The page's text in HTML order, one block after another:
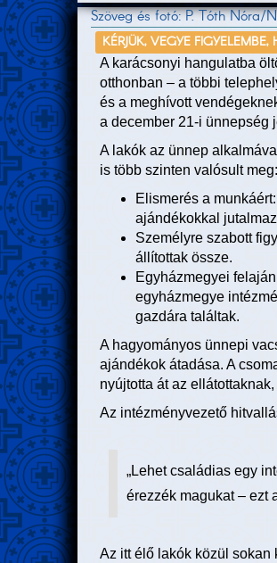
Szöveg és fotó: P. Tóth Nóra/
KÉRJÜK, VEGYE
A karácsonyi hangulatba
otthonban – a többi
és a meghívott
a december 21-i ünnepség
A lakók az ünnep
is több szinten valósult meg:
Elismerés a
ajándékokkal
Személyre szabott
állítottak össze.
Egyházmegyei
egyházmegye
gazdára találtak.
A hagyományos ünnepi
ajándékok átadása. A
nyújtotta át az
Az intézményvezető
„Lehet családias egy
érezzék magukat – ezt
Az itt élő lakók közül sokan